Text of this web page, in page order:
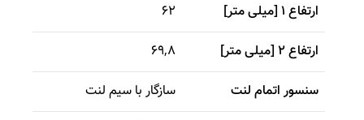
ارتفاع 1 [میلی متر]
62
ارتفاع 2 [میلی متر]
69,8
سنسور اتمام لنت
سازگار با سیم لنت